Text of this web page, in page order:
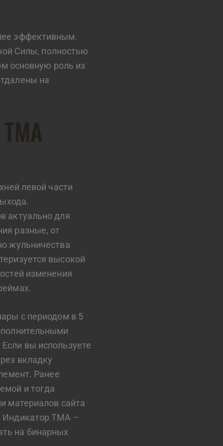
эффективным.
Силы, полностью
основную роль из
на
левой части
актуально для
разные, от
жульничества
высокой
изменения
с периодом в 5
вы используете
вкладку
Ранее
и тогда
материалов сайта
Индикатор TMA –
на бинарных